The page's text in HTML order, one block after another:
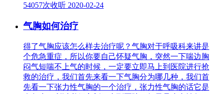
54057次收听 2020-02-24
气胸如何治疗
得了气胸应该怎么样去治疗呢？气胸对于呼吸科来讲是
个危急重症，所以你要自己怀疑气胸，突然一下喘边胸
闷气短喘不上气的时候，一定要立即马上到医院进行抢
救的治疗，我们首先来看一下气胸分为哪几种，我们首
先看一下张力性气胸的一个治疗，张力性气胸的话它是